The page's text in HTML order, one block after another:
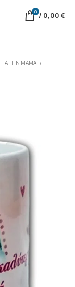
0 / 0,00 €
ΓΙΑ ΤΗΝ ΜΑΜΆ